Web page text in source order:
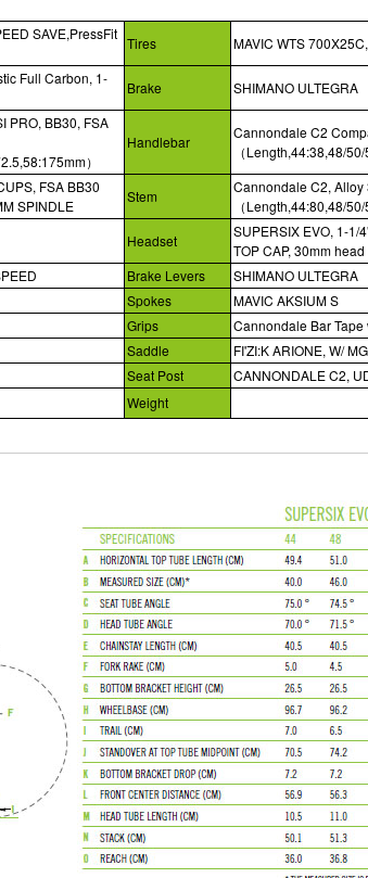
SAVE,PressFit
Tires MAVIC WTS
Full Carbon, 1-
Brake SHIMANO ULTEGRA
PRO, BB30, FSA
）
Handlebar
Cannondale C2
（Length,44:38,48/
FSA BB30
SPINDLE
Stem
Cannondale C2, Alloy
（Length,44:80,48/
Headset
SUPERSIX EVO, 1-1/
TOP CAP, 30mm
Brake Levers
SHIMANO ULTEGRA
Spokes
MAVIC AKSIUM S
Grips
Cannondale Bar Tape
Saddle
FI'ZI:K ARIONE, W/
Seat Post
CANNONDALE C2,
Weight